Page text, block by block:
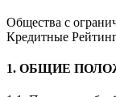
Общества с
Кредитные
1. ОБЩИЕ